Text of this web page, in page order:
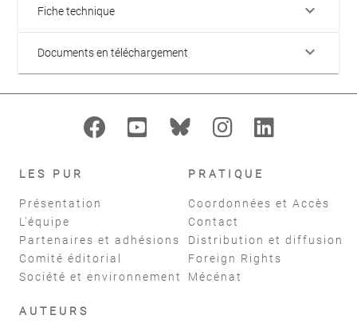
Fiche technique keyboard_arrow_down
Documents en téléchargement keyboard_arrow_down
LES PUR
Présentation
L'équipe
Partenaires et adhésions
Comité éditorial
Société et environnement
PRATIQUE
Coordonnées et Accès
Contact
Distribution et diffusion
Foreign Rights
Mécénat
AUTEURS